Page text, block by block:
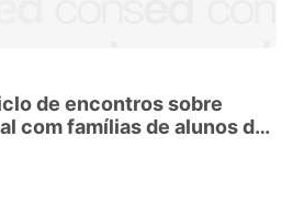
de encontros sobre
com famílias de alunos da